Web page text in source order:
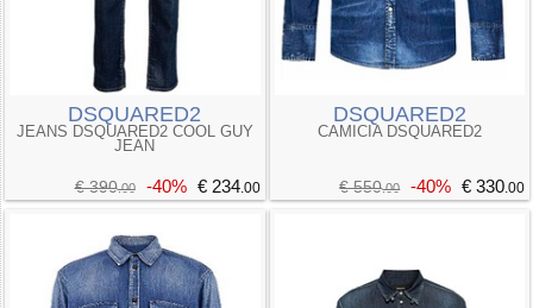
DSQUARED2
JEANS DSQUARED2 COOL GUY
JEAN
€ 390.00 -40% € 234.00
DSQUARED2
CAMICIA DSQUARED2
€ 550.00 -40% € 330.00